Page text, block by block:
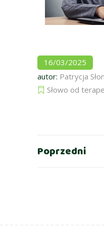
16/03/2025
autor: Patrycja
Słowo od
Poprzedni